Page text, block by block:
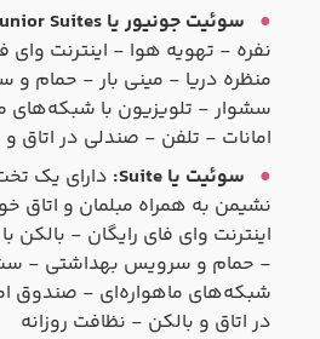
سوئیت جونیور یا Junior Suites:
نفره - تهویه هوا - اینترنت وای
منظره دریا - مینی بار - حمام
سشوار - تلویزیون با شبکه‌های
امانات - تلفن - صندلی در اتاق و
سوئیت یا Suite:
نشیمن به همراه مبلمان و اتاق
اینترنت وای فای رایگان - بالکن
- حمام و سرویس بهداشتی -
شبکه‌های ماهواره‌ای - صندوق
در اتاق و بالکن - نظافت روزانه